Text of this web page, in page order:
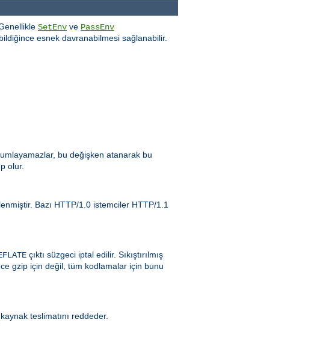
SetEnv ve PassEnv
esnek davranabilmesi sağlanabilir.
bu değişken atanarak bu
olur.
Bazı HTTP/1.0 istemciler HTTP/1.1
çıktı süzgeci iptal edilir. Sıkıştırılmış
gzip için değil, tüm kodlamalar için bunu
teslimatını reddeder.